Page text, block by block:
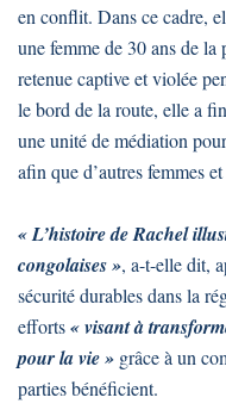
en conflit. Dans ce cadre,
une femme de 30 ans de
retenue captive et violée
le bord de la route, elle a
une unité de médiation
afin que d’autres femmes
« L’histoire de Rachel
congolaises », a-t-elle dit,
sécurité durables dans la
efforts« visant à
pour la vie » grâce à un
parties bénéficient.